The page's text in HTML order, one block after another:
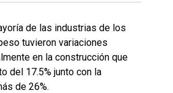
de las industrias de los
tuvieron variaciones
en la construcción que
del 17.5% junto con la
de 26%.